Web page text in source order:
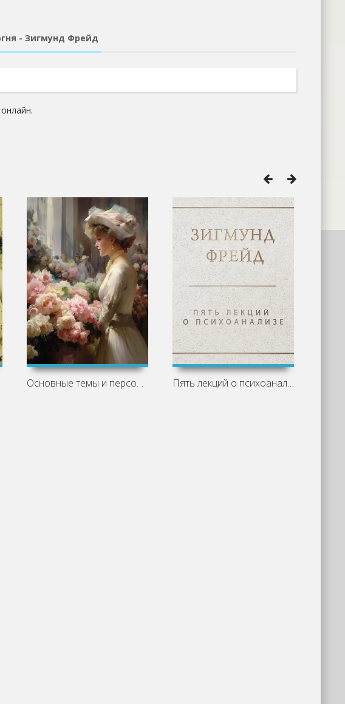
- Зигмунд Фрейд
Основные темы и персонажи «Недоросля» Пять лекций о психоанализе - Зигмунд